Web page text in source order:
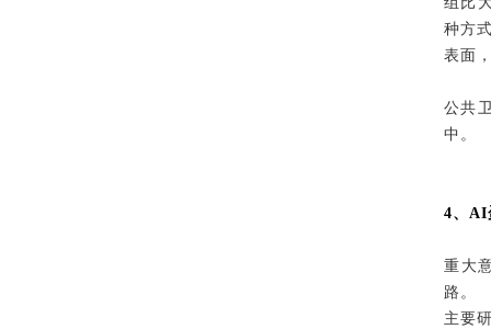
种方
表面
公共
中。
4、AI
重大
路。
主要